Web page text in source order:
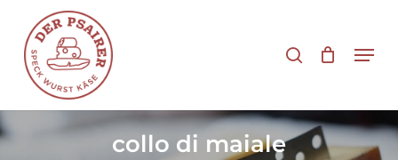
contenuto
principale
collo di maiale